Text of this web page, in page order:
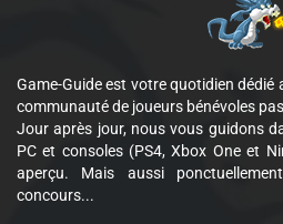
Game-Guide est votre quotidien dédié
communauté de joueurs bénévoles
Jour après jour, nous vous guidons
PC et consoles (PS4, Xbox One et
aperçu. Mais aussi
concours...